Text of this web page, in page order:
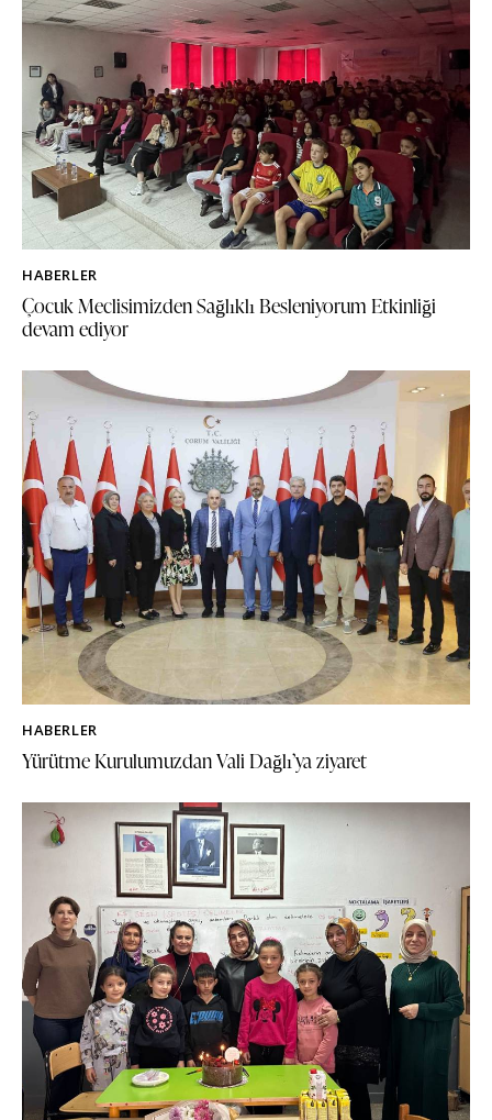
HABERLER
Çocuk Meclisimizden Sağlıklı Besleniyorum Etkinliği
devam ediyor
HABERLER
Yürütme Kurulumuzdan Vali Dağlı’ya ziyaret